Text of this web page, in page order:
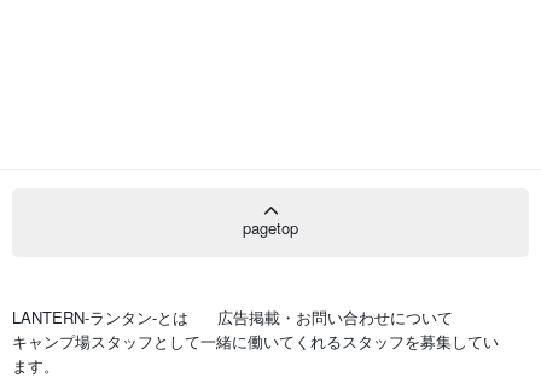
pagetop
LANTERN-ランタン-とは
広告掲載・お問い合わせについて
キャンプ場スタッフとして一緒に働いてくれるスタッフを募集してい
ます。